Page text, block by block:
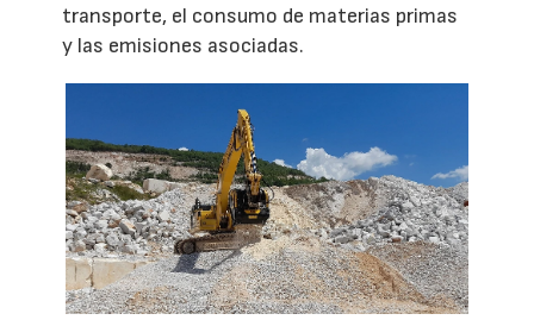
transporte, el consumo de materias primas
y las emisiones asociadas.